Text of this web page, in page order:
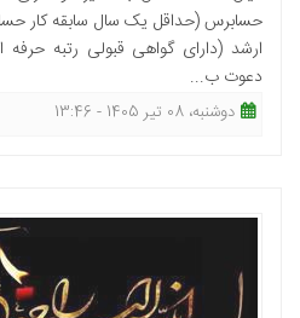
حسابرس (حداقل یک سال سابقه کار
ارشد (دارای گواهی قبولی رتبه
دعوت ب...
دوشنبه، 08 تیر 1405 - 13:46